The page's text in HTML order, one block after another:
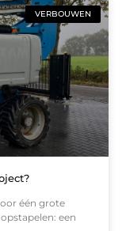
VERBOUWEN
één grote
een